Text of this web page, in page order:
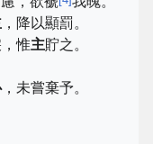
，降以顯罰。
惟主貯之。
，未嘗棄予。